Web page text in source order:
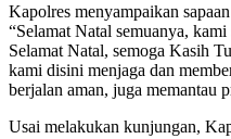
Kapolres menyampaikan
“Selamat Natal semuanya,
Selamat Natal, semoga Kasih
kami disini menjaga dan
berjalan aman, juga memantau
Usai melakukan kunjungan,